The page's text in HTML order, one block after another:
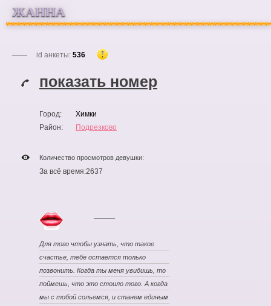
ЖАННА
id анкеты: 536
показать номер
Город:
Химки
Район:
Подрезково
Количество просмотров девушки:
За всё время:2637
Для того чтобы узнать, что такое
счастье, тебе остается только
позвонить. Когда ты меня увидишь, то
поймешь, что это стоило того. А когда
мы с тобой сольемся, и станем единым